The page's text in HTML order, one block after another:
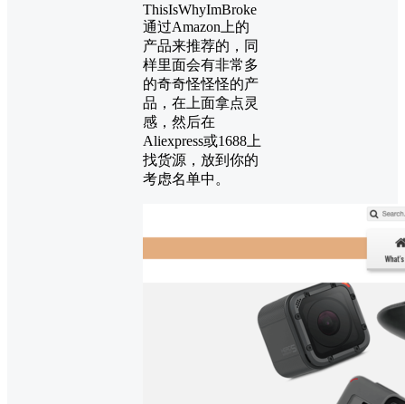
ThisIsWhyImBroke
通过Amazon上的
产品来推荐的，同
样里面会有非常多
的奇奇怪怪怪的产
品，在上面拿点灵
感，然后在
Aliexpress或1688上
找货源，放到你的
考虑名单中。